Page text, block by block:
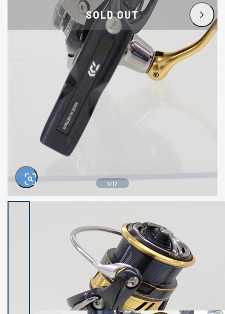
イシグロ岐阜店
イシグロ高林店
イシグロ西尾店
イシグロ三河安城店
イシグロ岡崎大樹寺店
イシグロ半田店
イシグロ岡崎若松店
イシグロ焼津店
イシグロ掛川店
イシグロ沼津店
イシグロ駿東柿田川店
イシグロ磐田店
イシグロ富士店
イシグロ御殿場店
イシグロ伊東店
著しく状態が悪いが使用はで
きるもの、改造品も含む
※ルアー、エギ、雑品、その他につきましては
ランク表記はございません。 状態は写真にて
ご確認ください。
SOLD OUT
1 /17